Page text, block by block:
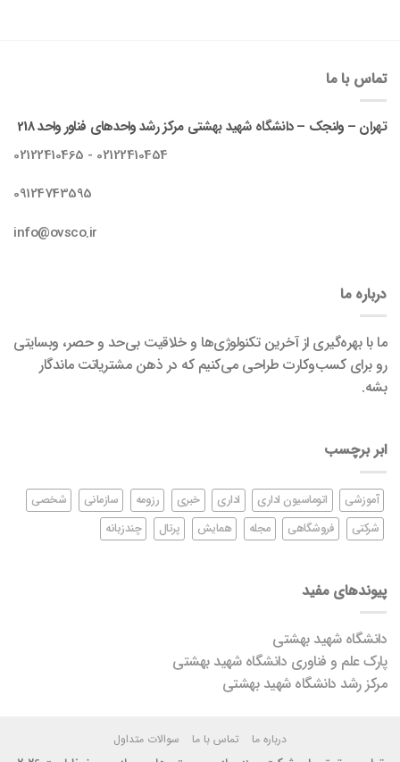
تماس با ما
تهران – ولنجک – دانشگاه شهید بهشتی مرکز رشد واحدهای فناور واحد 218
02122410454 - 02122410465
09124743595
info@ovsco.ir
درباره ما
ما با بهره‌گیری از آخرین تکنولوژی‌ها و خلاقیت بی‌حد و حصر، وبسایتی
رو برای کسب‌وکارت طراحی می‌کنیم که در ذهن مشتریاتت ماندگار
بشه.
ابر برچسب
آموزشی اتوماسیون اداری اداری خبری رزومه سازمانی
شخصی
شرکتی
فروشگاهی مجله همایش پرتال چندزبانه
پیوندهای مفید
دانشگاه شهید بهشتی
پارک علم و فناوری دانشگاه شهید بهشتی
مرکز رشد دانشگاه شهید بهشتی
درباره ما تماس با ما سوالات متداول